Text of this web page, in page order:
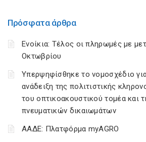
Πρόσφατα άρθρα
Ενοίκια: Τέλος οι πληρωμές με
Οκτωβρίου
Υπερψηφίσθηκε το νομοσχέδιο για
ανάδειξη της πολιτιστικής
του οπτικοακουστικού τομέα και
πνευματικών δικαιωμάτων
ΑΑΔΕ: Πλατφόρμα myAGRO